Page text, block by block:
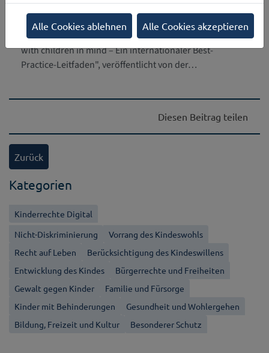
Umgebung gestalten, die Kinder im
Blick hat
Die Broschüre "Building a digital environment designed
with children in mind – Ein internationaler Best-
Practice-Leitfaden", veröffentlicht von der…
Diesen Beitrag teilen
Zurück
Kategorien
Kinderrechte Digital
Nicht-Diskriminierung
Vorrang des Kindeswohls
Recht auf Leben
Berücksichtigung des Kindeswillens
Entwicklung des Kindes
Bürgerrechte und Freiheiten
Gewalt gegen Kinder
Familie und Fürsorge
Kinder mit Behinderungen
Gesundheit und Wohlergehen
Bildung, Freizeit und Kultur
Besonderer Schutz
Alle Cookies ablehnen Alle Cookies akzeptieren